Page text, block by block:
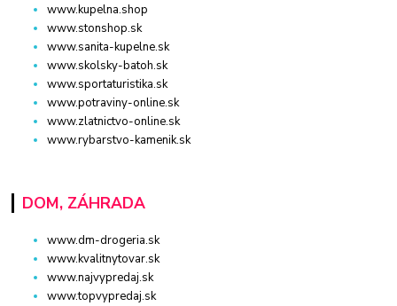
www.kupelna.shop
www.stonshop.sk
www.sanita-kupelne.sk
www.skolsky-batoh.sk
www.sportaturistika.sk
www.potraviny-online.sk
www.zlatnictvo-online.sk
www.rybarstvo-kamenik.sk
DOM, ZÁHRADA
www.dm-drogeria.sk
www.kvalitnytovar.sk
www.najvypredaj.sk
www.topvypredaj.sk